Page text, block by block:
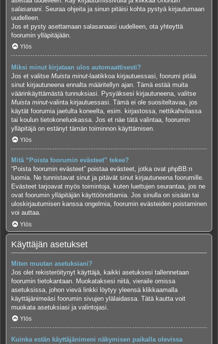
salasanani . Seuraa ohjeita ja sinun pitäisi kohta pystyä kirjautumaan
uudelleen.
Jos et pysty asettamaan salasanaasi uudelleen, ota yhteyttä
foorumin ylläpitäjään.
Ylös
Miksi minut kirjataan ulos automaattisesti?
Jos et valitse Muista minut-laatikkoa kirjautuessasi, foorumi pitää
sinut kirjautuneena ennalta määritellyn ajan. Tämä estää muita
väärinkäyttämästä tunnuksiasi. Pysyäksesi kirjautuneena, valitse
Muista minut-valinta kirjautuessasi. Tämä ei ole suositeltavaa, jos
käytät foorumia jaetulta koneelta, esim. kirjastossa, nettikahvilassa
tai koulun tietokoneluokassa. Jos et näe tätä valintaa, foorumin
ylläpitäjä on estänyt tämän toiminnon käyttämisen.
Ylös
Mitä “Poista foorumin evästeet” tekee?
“Poista foorumin evästeet” poistaa evästeet, jotka ovat phpBB:n
luomia. Ne tunnistavat sinut ja pitävät sinut kirjautuneena foorumille.
Evästeet tarjoavat myös toimintoja, kuten luettujen seurantaa, jos ne
ovat foorumin ylläpitäjän käyttöönottamia. Jos sinulla on sisään tai
uloskirjautumisen kanssa ongelmia, foorumin evästeiden poistaminen
voi auttaa.
Ylös
Käyttäjän asetukset
Miten muutan asetuksiani?
Jos olet rekisteröitynyt käyttäjä, kaikki asetuksesi tallennetaan
foorumin tietokantaan. Muokataksesi niitä, vieraile omissa
asetuksissa, johon vievä linkki löytyy yleensä klikkaamalla
käyttäjänimeäsi foorumin sivujen ylälaidassa. Tätä kautta voit
muokata asetuksiasi ja valintojasi.
Ylös
Kuinka estän käyttäjänimeni näkymisen paikalla olevissa